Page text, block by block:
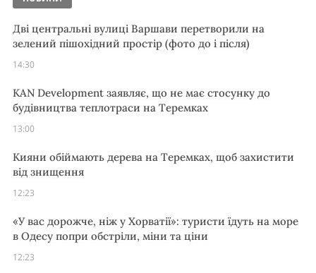
Дві центральні вулиці Варшави перетворили на
зелений пішохідний простір (фото до і після)
14:30
KAN Development заявляє, що не має стосунку до
будівництва теплотраси на Теремках
13:00
Кияни обіймають дерева на Теремках, щоб захистити
від знищення
12:23
«У вас дорожче, ніж у Хорватії»: туристи їдуть на море
в Одесу попри обстріли, міни та ціни
12:23